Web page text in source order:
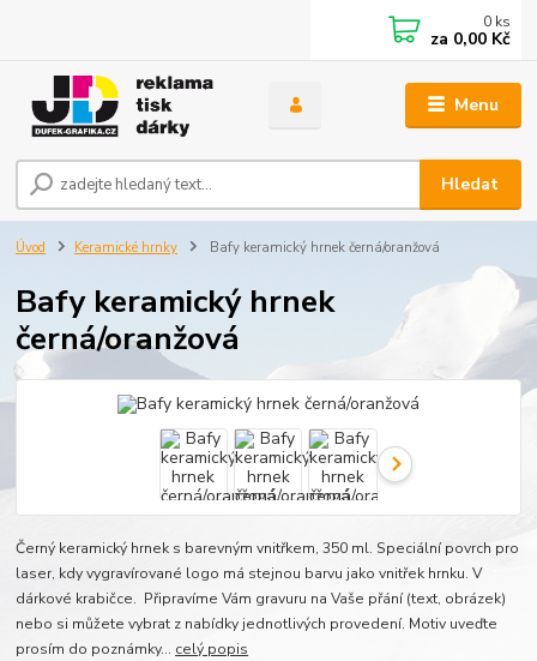
Menu
Hledat
0 ks
za 0,00 Kč
Úvod Keramické hrnky Bafy keramický hrnek černá/oranžová
Bafy keramický hrnek
černá/oranžová
Černý keramický hrnek s barevným vnitřkem, 350 ml. Speciální povrch pro
laser, kdy vygravírované logo má stejnou barvu jako vnitřek hrnku. V
dárkové krabičce. Připravíme Vám gravuru na Vaše přání (text, obrázek)
nebo si můžete vybrat z nabídky jednotlivých provedení. Motiv uveďte
prosím do poznámky... celý popis